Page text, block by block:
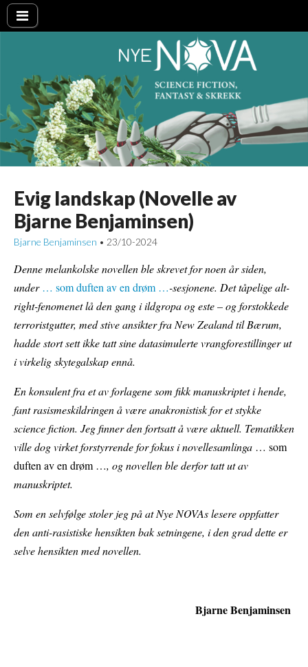
Nye NOVA
Evig landskap (Novelle av
Bjarne Benjaminsen)
Bjarne Benjaminsen • 23/10-2024
Denne melankolske novellen ble skrevet for noen år siden,
under … som duften av en drøm …-sesjonene. Det tåpelige alt-
right-fenomenet lå den gang i ildgropa og este – og forstokkede
terroristgutter, med stive ansikter fra New Zealand til Bærum,
hadde stort sett ikke tatt sine datasimulerte vrangforestillinger ut
i virkelig skytegalskap ennå.
En konsulent fra et av forlagene som fikk manuskriptet i hende,
fant rasismeskildringen å være anakronistisk for et stykke
science fiction. Jeg finner den fortsatt å være aktuell. Tematikken
ville dog virket forstyrrende for fokus i novellesamlinga … som
duften av en drøm …, og novellen ble derfor tatt ut av
manuskriptet.
Som en selvfølge stoler jeg på at Nye NOVAs lesere oppfatter
den anti-rasistiske hensikten bak setningene, i den grad dette er
selve hensikten med novellen.
Bjarne Benjaminsen